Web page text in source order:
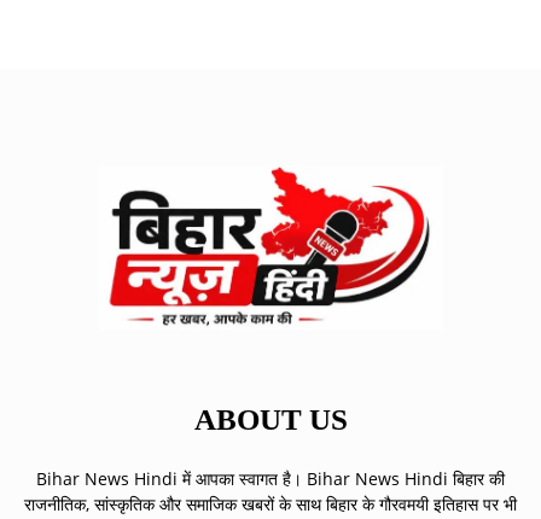
ABOUT US
Bihar News Hindi में आपका स्वागत है। Bihar News Hindi बिहार की
राजनीतिक, सांस्कृतिक और समाजिक खबरों के साथ बिहार के गौरवमयी इतिहास पर भी